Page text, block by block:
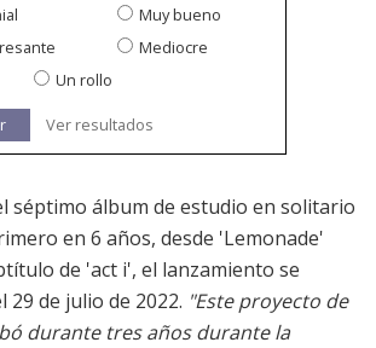
Muy bueno
Mediocre
Un rollo
Ver resultados
séptimo álbum de estudio en solitario
en 6 años, desde 'Lemonade'
de 'act i', el lanzamiento se
de julio de 2022. "Este proyecto de
durante tres años durante la